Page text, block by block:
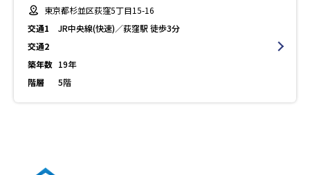
東京都杉並区荻窪5丁目15-16
交通1
JR中央線(快速)／荻窪駅 徒歩3分
交通2
築年数 19年
階層
5階